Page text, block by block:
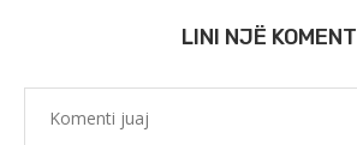
LINI NJË KOMENT